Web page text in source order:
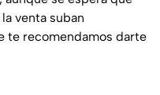
venta suban
te recomendamos darte